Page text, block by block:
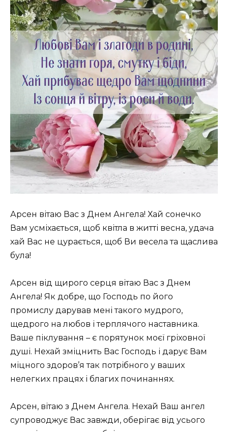
Арсен вітаю Вас з Днем Ангела! Хай сонечко
Вам усміхається, щоб квітла в житті весна, удача
хай Вас не цурається, щоб Ви весела та щаслива
була!
Арсен від щирого серця вітаю Вас з Днем
Ангела! Як добре, що Господь по його
промислу дарував мені такого мудрого,
щедрого на любов і терплячого наставника.
Ваше піклування – є порятунок моєї гріховної
душі. Нехай зміцнить Вас Господь і дарує Вам
міцного здоров’я так потрібного у ваших
нелегких працях і благих починаннях.
Арсен, вітаю з Днем Ангела. Нехай Ваш ангел
супроводжує Вас завжди, оберігає від усього